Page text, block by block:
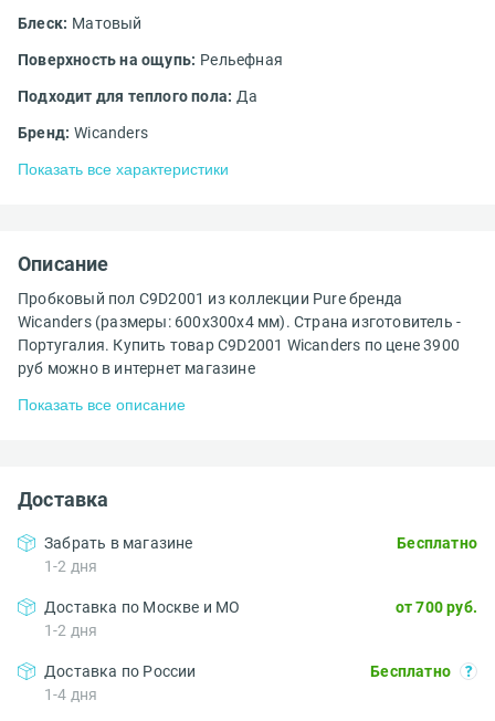
Блеск: Матовый
Поверхность на ощупь: Рельефная
Подходит для теплого пола: Да
Бренд: Wicanders
Показать все характеристики
Описание
Пробковый пол C9D2001 из коллекции Pure бренда
Wicanders (размеры: 600x300x4 мм). Страна изготовитель -
Португалия. Купить товар C9D2001 Wicanders по цене 3900
руб можно в интернет магазине
Показать все описание
Доставка
Забрать в магазине
1-2 дня
Бесплатно
Доставка по Москве и МО
1-2 дня
от 700 руб.
Доставка по России
1-4 дня
Бесплатно